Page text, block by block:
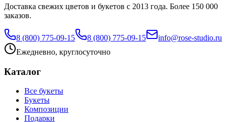
Доставка свежих цветов и букетов с 2013 года. Более 150 000
заказов.
8 (800) 775-09-15 8 (800) 775-09-15
info@rose-studio.ru
Ежедневно, круглосуточно
Каталог
Все букеты
Букеты
Композиции
Подарки